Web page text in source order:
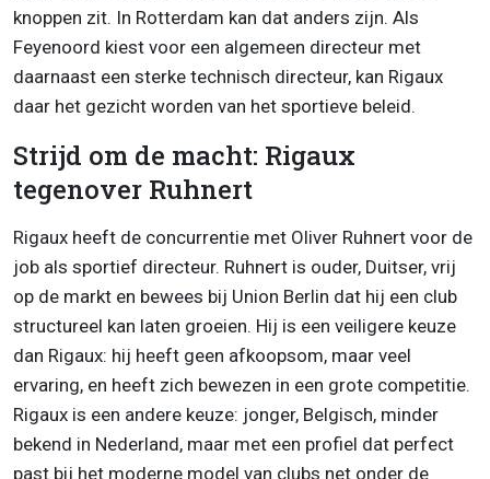
knoppen zit. In Rotterdam kan dat anders zijn. Als
Feyenoord kiest voor een algemeen directeur met
daarnaast een sterke technisch directeur, kan Rigaux
daar het gezicht worden van het sportieve beleid.
Strijd om de macht: Rigaux
tegenover Ruhnert
Rigaux heeft de concurrentie met Oliver Ruhnert voor de
job als sportief directeur. Ruhnert is ouder, Duitser, vrij
op de markt en bewees bij Union Berlin dat hij een club
structureel kan laten groeien. Hij is een veiligere keuze
dan Rigaux: hij heeft geen afkoopsom, maar veel
ervaring, en heeft zich bewezen in een grote competitie.
Rigaux is een andere keuze: jonger, Belgisch, minder
bekend in Nederland, maar met een profiel dat perfect
past bij het moderne model van clubs net onder de